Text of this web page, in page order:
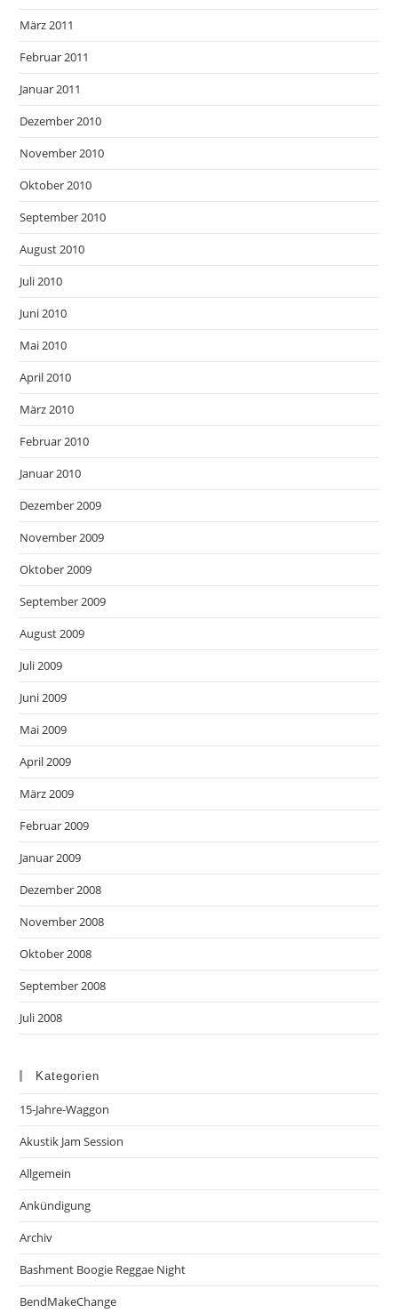
März 2011
Februar 2011
Januar 2011
Dezember 2010
November 2010
Oktober 2010
September 2010
August 2010
Juli 2010
Juni 2010
Mai 2010
April 2010
März 2010
Februar 2010
Januar 2010
Dezember 2009
November 2009
Oktober 2009
September 2009
August 2009
Juli 2009
Juni 2009
Mai 2009
April 2009
März 2009
Februar 2009
Januar 2009
Dezember 2008
November 2008
Oktober 2008
September 2008
Juli 2008
Kategorien
15-Jahre-Waggon
Akustik Jam Session
Allgemein
Ankündigung
Archiv
Bashment Boogie Reggae Night
BendMakeChange